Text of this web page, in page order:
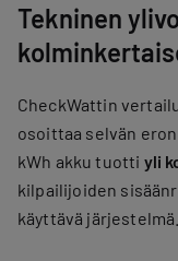
Tekninen
CheckWattin
osoittaa selvän
kWh akku tuotti yli
kilpailijoiden
käyttävä järjestelmä.